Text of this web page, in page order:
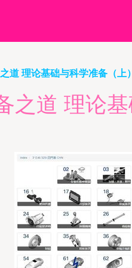
道 理论基础与科学准备（
之道 理论